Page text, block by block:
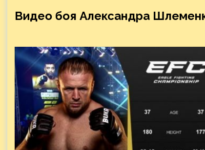
Видео боя Александра